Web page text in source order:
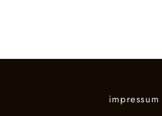
impressum